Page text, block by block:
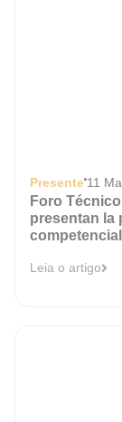
Presente 11
Foro
presentan la
Leia o artigo